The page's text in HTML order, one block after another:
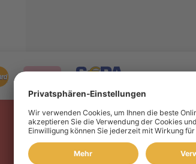
Mein Konto